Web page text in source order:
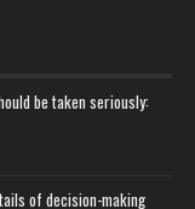
be taken seriously:
of decision-making